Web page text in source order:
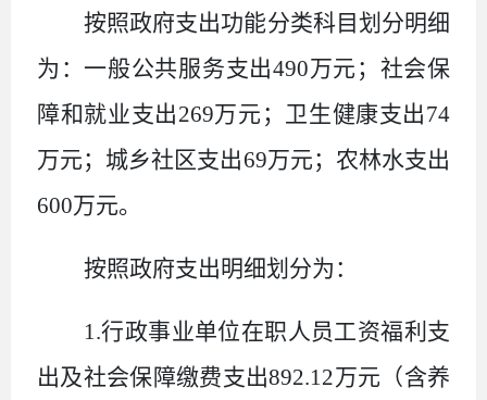
按照政府支出功能分类科目划分明细
为：一般公共服务支出490万元；社会保
障和就业支出269万元；卫生健康支出74
万元；城乡社区支出69万元；农林水支出
600万元。
按照政府支出明细划分为：
1.行政事业单位在职人员工资福利支
出及社会保障缴费支出892.12万元（含养